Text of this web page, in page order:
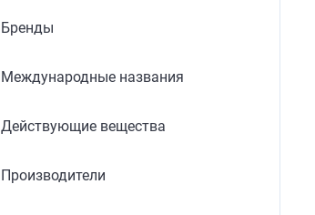
Бренды
Международные названия
Действующие вещества
Производители